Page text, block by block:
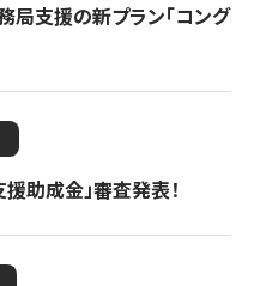
局支援の新プラン「コング
助成金」審査発表！